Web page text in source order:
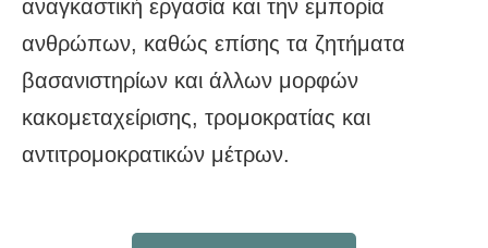
αναγκαστική εργασία και την εμπορία
ανθρώπων, καθώς επίσης τα ζητήματα
βασανιστηρίων και άλλων μορφών
κακομεταχείρισης, τρομοκρατίας και
αντιτρομοκρατικών μέτρων.